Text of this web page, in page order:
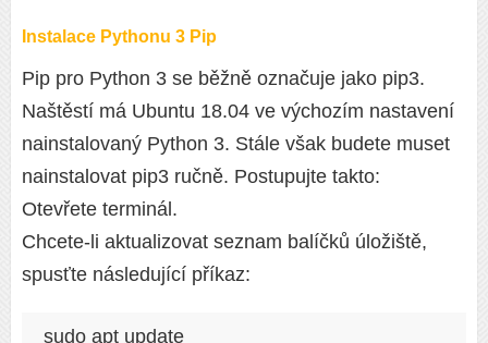
Instalace Pythonu 3 Pip
Pip pro Python 3 se běžně označuje jako pip3.
Naštěstí má Ubuntu 18.04 ve výchozím nastavení
nainstalovaný Python 3. Stále však budete muset
nainstalovat pip3 ručně. Postupujte takto:
Otevřete terminál.
Chcete-li aktualizovat seznam balíčků úložiště,
spusťte následující příkaz:
sudo apt update